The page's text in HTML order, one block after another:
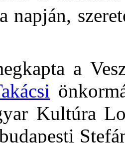
napján,
a
Kultúra